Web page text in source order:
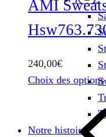
Notre histoire
AMI
240,00€
Choix des options